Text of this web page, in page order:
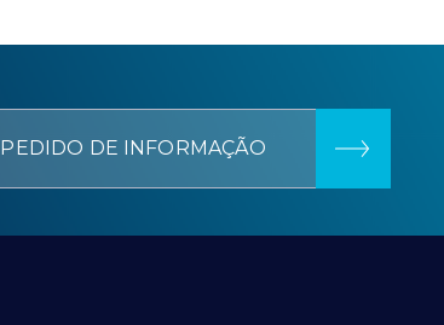
PEDIDO DE INFORMAÇÃO